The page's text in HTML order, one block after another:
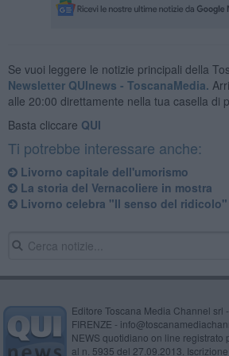
Se vuoi leggere le notizie principali della
Newsletter QUInews - ToscanaMedia.
alle 20:00 direttamente nella tua casella di
Basta cliccare QUI
Ti potrebbe interessare anche:
Livorno capitale dell'umorismo
La storia del Vernacoliere in mostra
Livorno celebra "Il senso del ridicolo"
Editore Toscana Media Channel srl
FIRENZE -
NEWS quotidiano on line registrato
al n. 5935 del 27.09.2013.